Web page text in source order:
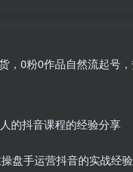
，0粉0作品自然流起号
的抖音课程的经验分享
盘手运营抖音的实战经